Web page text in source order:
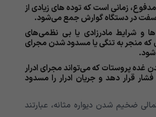
زمانی است که توده های زیادی از
در دستگاه گوارش جمع می‌‌‌‌‌‌‌‌‌‌‌‌‌شود.
و شرایط مادرزادی یا بی نظمی‌‌‌‌‌‌‌‌‌‌‌‌‌های
که منجر به تنگی یا مسدود شدن مجرای
غده پروستات که می‌‌‌‌‌‌‌‌‌‌‌‌‌تواند مجرای ادرار
قرار دهد و جریان ادرار را مسدود
ضخیم شدن دیواره مثانه، عبارتند